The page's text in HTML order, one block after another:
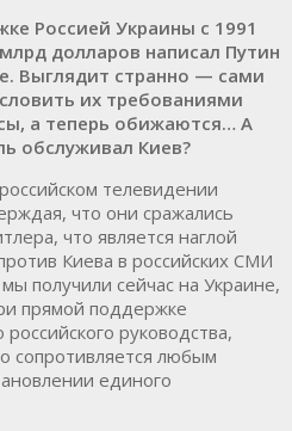
Россией Украины с 1991
долларов написал Путин
Выглядит странно — сами
их требованиями
а теперь обижаются… А
обслуживал Киев?
телевидении
что они сражались
что является наглой
Киева в российских СМИ
получили сейчас на Украине,
прямой поддержке
руководства,
сопротивляется любым
единого